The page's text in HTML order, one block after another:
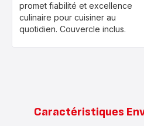
promet fiabilité et excellence
culinaire pour cuisiner au
quotidien. Couvercle inclus.
Caractéristiques